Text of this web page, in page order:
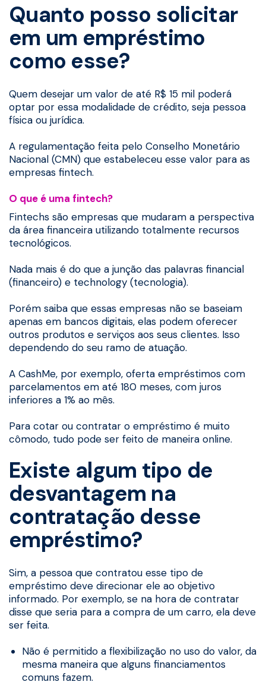
Quanto posso solicitar
em um empréstimo
como esse?
Quem desejar um valor de até R$ 15 mil poderá
optar por essa modalidade de crédito, seja pessoa
física ou jurídica.
A regulamentação feita pelo Conselho Monetário
Nacional (CMN) que estabeleceu esse valor para as
empresas fintech.
O que é uma fintech?
Fintechs são empresas que mudaram a perspectiva
da área financeira utilizando totalmente recursos
tecnológicos.
Nada mais é do que a junção das palavras financial
(financeiro) e technology (tecnologia).
Porém saiba que essas empresas não se baseiam
apenas em bancos digitais, elas podem oferecer
outros produtos e serviços aos seus clientes. Isso
dependendo do seu ramo de atuação.
A CashMe, por exemplo, oferta empréstimos com
parcelamentos em até 180 meses, com juros
inferiores a 1% ao mês.
Para cotar ou contratar o empréstimo é muito
cômodo, tudo pode ser feito de maneira online.
Existe algum tipo de
desvantagem na
contratação desse
empréstimo?
Sim, a pessoa que contratou esse tipo de
empréstimo deve direcionar ele ao objetivo
informado. Por exemplo, se na hora de contratar
disse que seria para a compra de um carro, ela deve
ser feita.
Não é permitido a flexibilização no uso do valor, da
mesma maneira que alguns financiamentos
comuns fazem.